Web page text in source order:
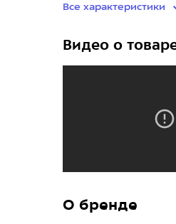
Все характеристики
Видео о
О бренде